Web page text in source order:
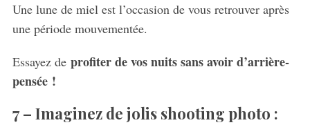
Une lune de miel est l’occasion de vous retrouver après
une période mouvementée.
Essayez de profiter de vos nuits sans avoir d’arrière-
pensée !
7 – Imaginez de jolis shooting photo :